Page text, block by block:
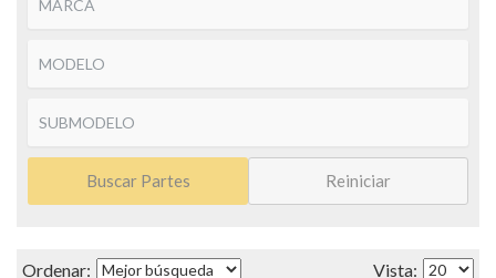
Buscar Partes Reiniciar